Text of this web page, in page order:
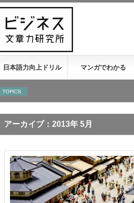
日本語力向上ドリル マンガでわかる
アーカイブ：2013年 5月